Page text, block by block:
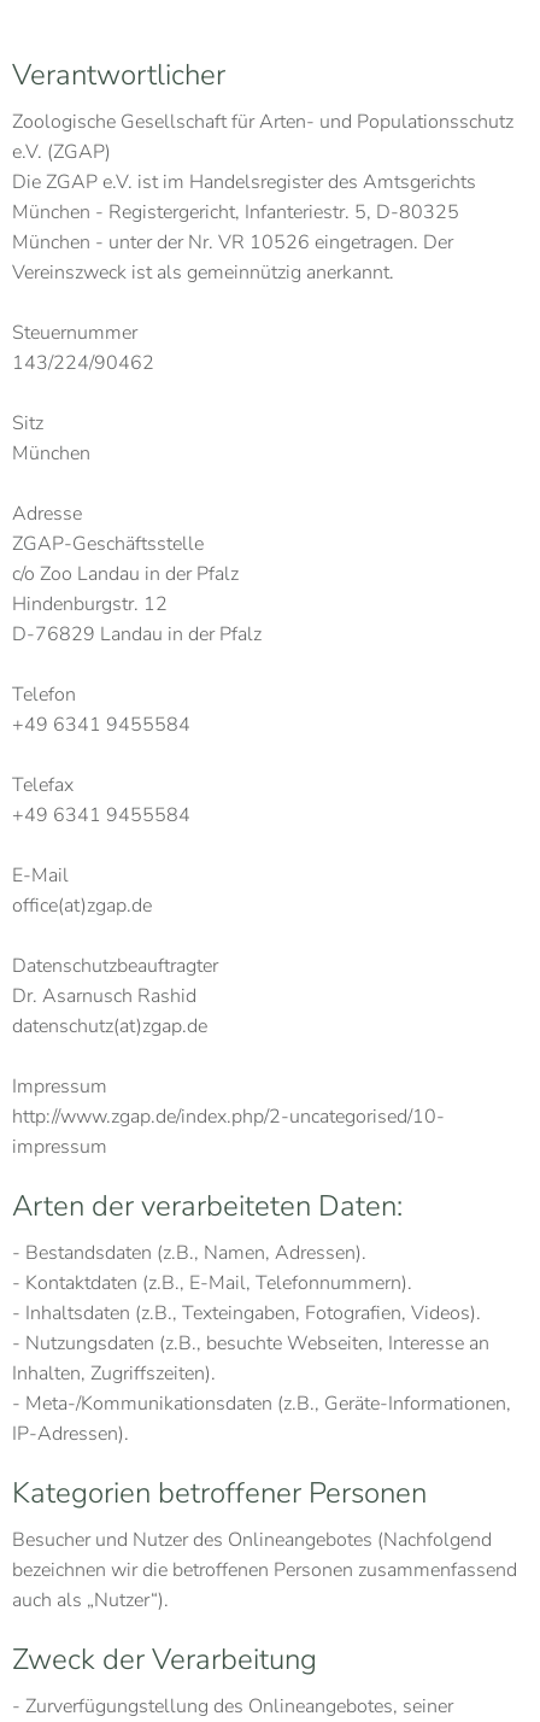
Verantwortlicher
Zoologische Gesellschaft für Arten- und Populationsschutz
e.V. (ZGAP)
Die ZGAP e.V. ist im Handelsregister des Amtsgerichts
München - Registergericht, Infanteriestr. 5, D-80325
München - unter der Nr. VR 10526 eingetragen. Der
Vereinszweck ist als gemeinnützig anerkannt.
Steuernummer
143/224/90462
Sitz
München
Adresse
ZGAP-Geschäftsstelle
c/o Zoo Landau in der Pfalz
Hindenburgstr. 12
D-76829 Landau in der Pfalz
Telefon
+49 6341 9455584
Telefax
+49 6341 9455584
E-Mail
office(at)zgap.de
Datenschutzbeauftragter
Dr. Asarnusch Rashid
datenschutz(at)zgap.de
Impressum
http://www.zgap.de/index.php/2-uncategorised/10-
impressum
Arten der verarbeiteten Daten:
- Bestandsdaten (z.B., Namen, Adressen).
- Kontaktdaten (z.B., E-Mail, Telefonnummern).
- Inhaltsdaten (z.B., Texteingaben, Fotografien, Videos).
- Nutzungsdaten (z.B., besuchte Webseiten, Interesse an
Inhalten, Zugriffszeiten).
- Meta-/Kommunikationsdaten (z.B., Geräte-Informationen,
IP-Adressen).
Kategorien betroffener Personen
Besucher und Nutzer des Onlineangebotes (Nachfolgend
bezeichnen wir die betroffenen Personen zusammenfassend
auch als „Nutzer“).
Zweck der Verarbeitung
- Zurverfügungstellung des Onlineangebotes, seiner